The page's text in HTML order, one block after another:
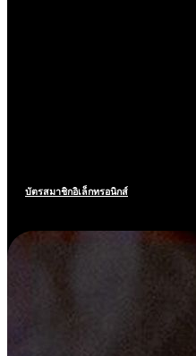
บัตรสมาชิกอิเล็กทรอนิกส์